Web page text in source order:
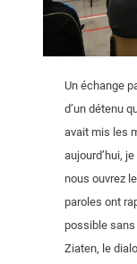
Un échange
d’un détenu
avait mis les
aujourd’hui,
nous ouvrez
paroles ont
possible
Ziaten, le